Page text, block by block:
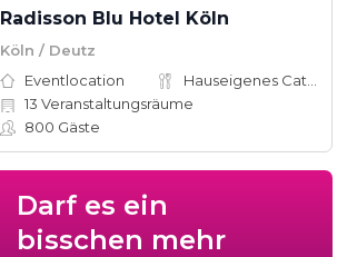
Radisson Blu Hotel Köln
Köln / Deutz
Eventlocation
13 Veranstaltungsräume
800 Gäste
Darf es ein
bisschen mehr